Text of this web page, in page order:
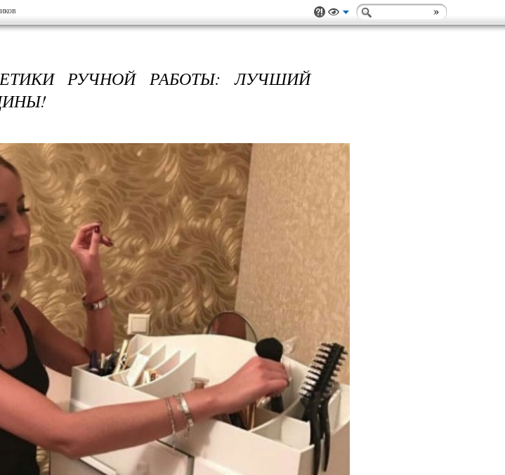
РУЧНОЙ РАБОТЫ: ЛУЧШИЙ